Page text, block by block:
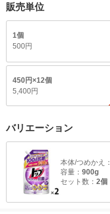
販売単位
1個
500円
450円×12個
5,400円
バリエーション
本体/つめかえ：
容量： 900g
セット数： 2個